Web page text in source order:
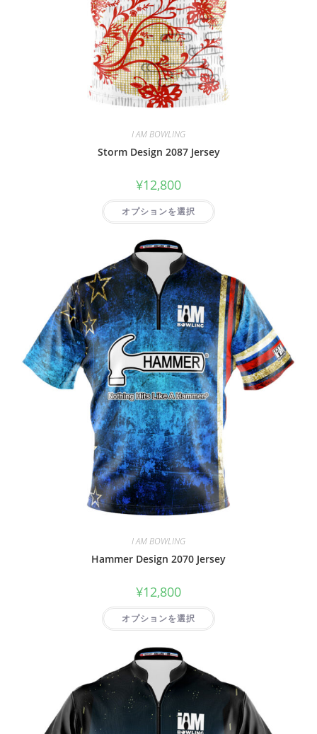
I AM BOWLING
Storm Design 2087 Jersey
¥12,800
オプションを選択
I AM BOWLING
Hammer Design 2070 Jersey
¥12,800
オプションを選択